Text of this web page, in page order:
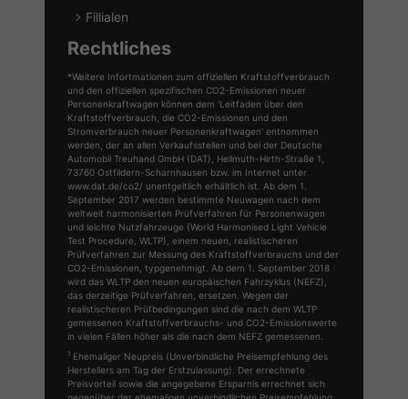
Fillialen
Rechtliches
*Weitere Infortmationen zum offiziellen Kraftstoffverbrauch
und den offiziellen spezifischen CO2-Emissionen neuer
Personenkraftwagen können dem 'Leitfaden über den
Kraftstoffverbrauch, die CO2-Emissionen und den
Stromverbrauch neuer Personenkraftwagen' entnommen
werden, der an allen Verkaufsstellen und bei der Deutsche
Automobil Treuhand GmbH (DAT), Hellmuth-Hirth-Straße 1,
73760 Ostfildern-Scharnhausen bzw. im Internet unter
www.dat.de/co2/ unentgeltlich erhältlich ist. Ab dem 1.
September 2017 werden bestimmte Neuwagen nach dem
weltweit harmonisierten Prüfverfahren für Personenwagen
und leichte Nutzfahrzeuge (World Harmonised Light Vehicle
Test Procedure, WLTP), einem neuen, realistischeren
Prüfverfahren zur Messung des Kraftstoffverbrauchs und der
CO2-Emissionen, typgenehmigt. Ab dem 1. September 2018
wird das WLTP den neuen europäischen Fahrzyklus (NEFZ),
das derzeitige Prüfverfahren, ersetzen. Wegen der
realistischeren Prüfbedingungen sind die nach dem WLTP
gemessenen Kraftstoffverbrauchs- und CO2-Emissionswerte
in vielen Fällen höher als die nach dem NEFZ gemessenen.
1 Ehemaliger Neupreis (Unverbindliche Preisempfehlung des
Herstellers am Tag der Erstzulassung). Der errechnete
Preisvorteil sowie die angegebene Ersparnis errechnet sich